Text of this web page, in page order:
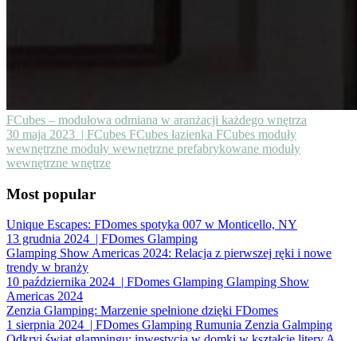
FCubes – modułowa odmiana w aranżacji każdego wnętrza
30 maja 2023 | FCubes FCubes łazienka FCubes moduły
wewnętrzne moduły wewnętrzne prefabrykowane moduły
wewnętrzne wnętrze
Most popular
Unique Escapes: FDomes spotyka 007 w Monticello, NY
13 grudnia 2024 | FDomes Glamping
Glamping Show Americas 2024: Relacja z pierwszej ręki i nowe
trendy w branży
10 października 2024 | FDomes Glamping Glamping Show
Americas 2024
Zenzia Glamping: Marzenie spełnione dzięki FDomes
1 sierpnia 2024 | FDomes Glamping Rumunia Zenzia Galmping